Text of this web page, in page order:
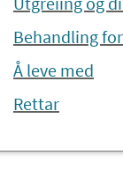
Utgreiing og
Behandling
Å leve med
Rettar